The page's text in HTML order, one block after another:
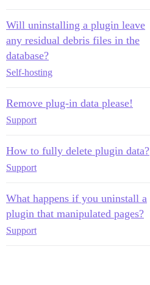
Will uninstalling a plugin leave
any residual debris files in the
database?
Self-hosting
Remove plug-in data please!
Support
How to fully delete plugin data?
Support
What happens if you uninstall a
plugin that manipulated pages?
Support